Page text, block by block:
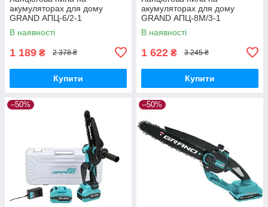
акумуляторах для дому
GRAND АПЦ-6/2-1
Мініланцюгова пила для дачі
(1 АКБ)
В наявності
1 189 ₴ 2 378 ₴
Купити
акумуляторах для дому
GRAND АПЦ-8M/3-1
Мініланцюгова пила для дачі
(1 АКБ, 2 ланцюги)
В наявності
1 622 ₴ 3 245 ₴
Купити
–50% –50%